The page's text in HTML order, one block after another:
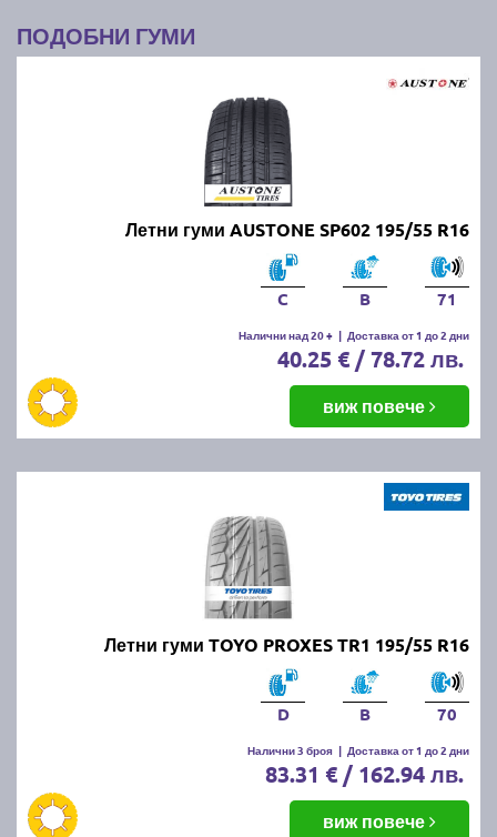
ПОДОБНИ ГУМИ
Летни гуми AUSTONE SP602 195/55 R16
C B 71
Налични над 20 + | Доставка от 1 до 2 дни
40.25 € / 78.72 лв.
виж повече
Летни гуми TOYO PROXES TR1 195/55 R16
D B 70
Налични 3 броя | Доставка от 1 до 2 дни
83.31 € / 162.94 лв.
виж повече